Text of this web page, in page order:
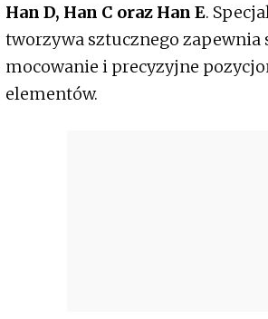
Han D, Han C oraz Han E.
tworzywa sztucznego zapewnia
mocowanie i precyzyjne
elementów.